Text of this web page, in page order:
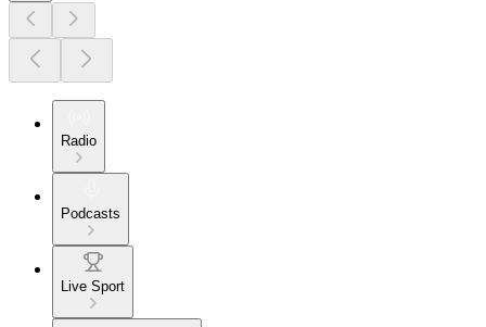
Radio
Podcasts
Live Sport